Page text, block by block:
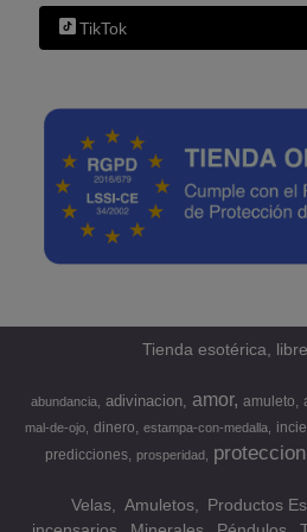
TikTok
Tienda esotérica,
abundancia adivinacion amor amuleto
mal-de-ojo
dinero estampa-con-medalla
predicciones prosperidad proteccion
Velas Amuletos Productos